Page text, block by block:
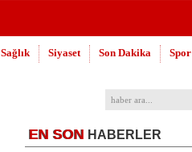
Sağlık Siyaset Son Dakika Spor
EN SON HABERLER